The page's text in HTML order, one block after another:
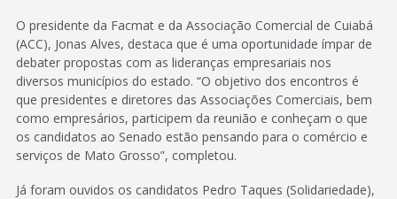
O presidente da Facmat e da Associação Comercial de Cuiabá
(ACC), Jonas Alves, destaca que é uma oportunidade ímpar de
debater propostas com as lideranças empresariais nos
diversos municípios do estado. “O objetivo dos encontros é
que presidentes e diretores das Associações Comerciais, bem
como empresários, participem da reunião e conheçam o que
os candidatos ao Senado estão pensando para o comércio e
serviços de Mato Grosso”, completou.
Já foram ouvidos os candidatos Pedro Taques (Solidariedade),